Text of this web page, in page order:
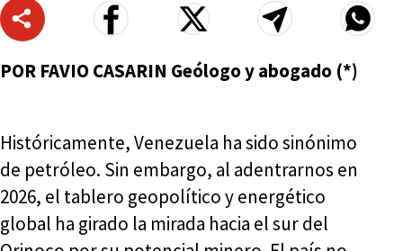
POR FAVIO CASARIN Geólogo y abogado (*)
Históricamente, Venezuela ha sido sinónimo
de petróleo. Sin embargo, al adentrarnos en
2026, el tablero geopolítico y energético
global ha girado la mirada hacia el sur del